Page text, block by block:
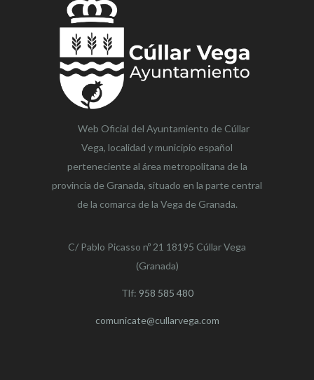
Web Oficial del Ayuntamiento de Cúllar
Vega, localidad y municipio español
perteneciente al área metropolitana de la
provincia de Granada, situado en la parte central
de la comarca de la Vega de Granada.
C/ Pablo Picasso nº 21 18195 Cúllar Vega
(Granada)
Tlf: 958 585 480
comunicate@cullarvega.com